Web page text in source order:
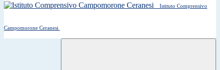
Istituto Comprensivo
Campomorone Ceranesi